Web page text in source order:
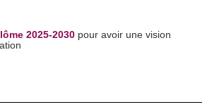
2025-2030 pour avoir une vision